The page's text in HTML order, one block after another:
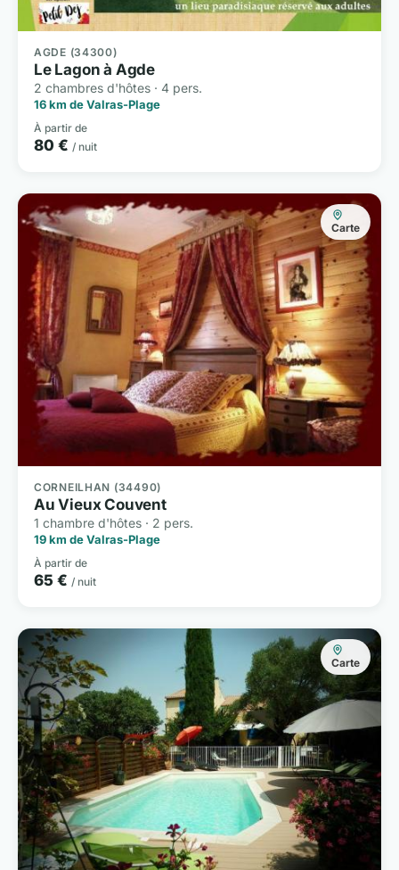
AGDE (34300)
Le Lagon à Agde
2 chambres d'hôtes · 4 pers.
16 km de Valras-Plage
À partir de
80 € / nuit
Carte
CORNEILHAN (34490)
Au Vieux Couvent
1 chambre d'hôtes · 2 pers.
19 km de Valras-Plage
À partir de
65 € / nuit
Carte